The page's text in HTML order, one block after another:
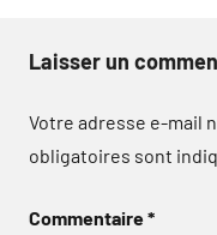
Laisser un
Votre adresse e-mail
obligatoires sont
Commentaire*